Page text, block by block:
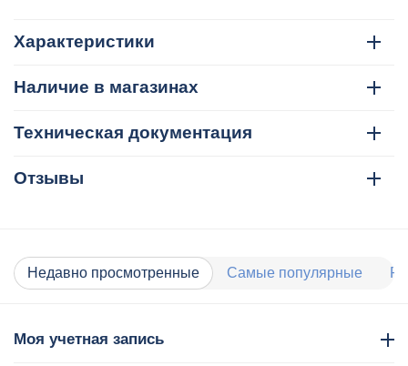
Характеристики
Наличие в магазинах
Техническая документация
Отзывы
Недавно просмотренные Самые популярные
Моя учетная запись